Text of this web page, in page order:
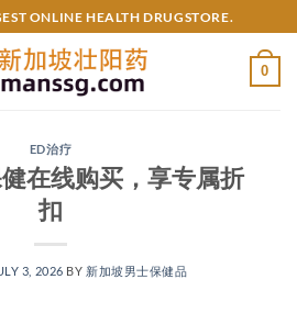
ONLINE HEALTH DRUGSTORE.
0
ED治疗
在线购买，享专属折
扣
3, 2026 BY 新加坡男士保健品